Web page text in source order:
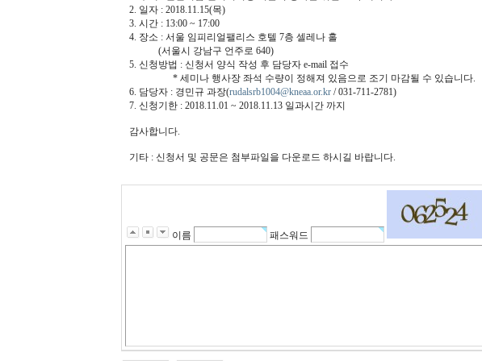
2. 일자 : 2018.11.15(목)
3. 시간 : 13:00 ~ 17:00
4. 장소 : 서울 임피리얼팰리스 호텔 7층 셀레나 홀
(서울시 강남구 언주로 640)
5. 신청방법 : 신청서 양식 작성 후 담당자 e-mail 접수
* 세미나 행사장 좌석 수량이 정해져 있음으로 조기 마감될 수 있습니다.
6. 담당자 : 경민규 과장(rudalsrb1004@kneaa.or.kr / 031-711-2781)
7. 신청기한 : 2018.11.01 ~ 2018.11.13 일과시간 까지
감사합니다.
기타 : 신청서 및 공문은 첨부파일을 다운로드 하시길 바랍니다.
이름 패스워드